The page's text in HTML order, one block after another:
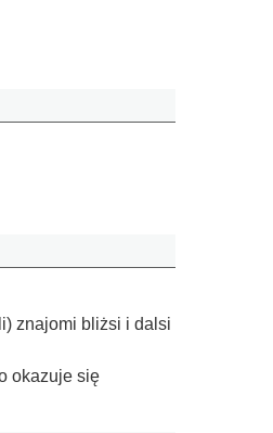
znajomi bliżsi i dalsi
okazuje się